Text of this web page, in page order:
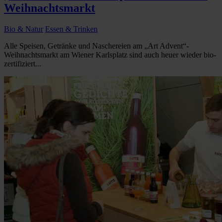
Weihnachtsmarkt
Bio & Natur Essen & Trinken
Alle Speisen, Getränke und Naschereien am „Art Advent“-
Weihnachtsmarkt am Wiener Karlsplatz sind auch heuer wieder bio-
zertifiziert...